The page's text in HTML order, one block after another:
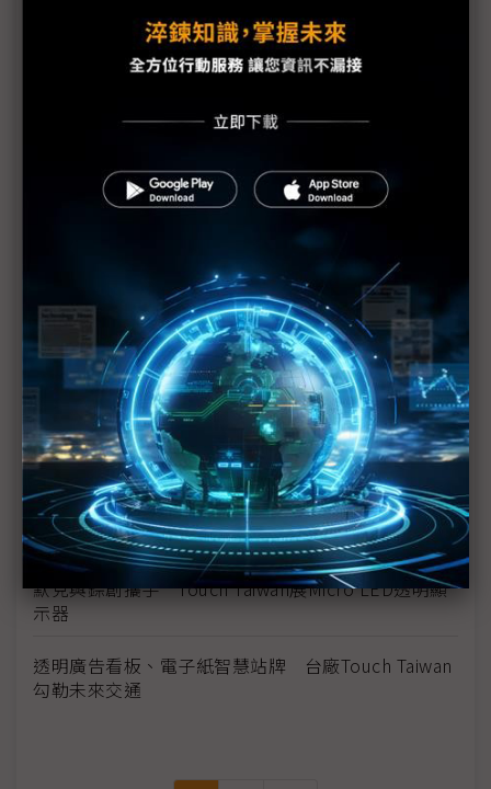
神盾與友達合作 推新款指紋辨識晶片
面板2Q缺料有增無減 交期拉長1倍
Touch Taiwan強勢回歸 眾廠雲集大秀身手
延伸創新場域應用 面板不再只是面板
鎖定玩家 群創Touch Taiwan展65吋4K 240Hz電競
電視顯示器
康寧在台20年 Touch Taiwan特展登場
智晶開發PMOLED最小微型顯示器 最小尺寸達0.29
吋
默克與錼創攜手 Touch Taiwan展Micro LED透明顯
示器
透明廣告看板、電子紙智慧站牌 台廠Touch Taiwan
勾勒未來交通